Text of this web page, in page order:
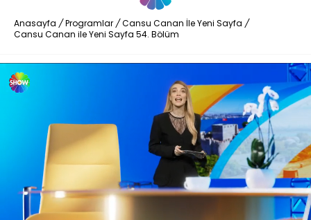
Anasayfa / Programlar / Cansu Canan İle Yeni Sayfa /
Cansu Canan ile Yeni Sayfa 54. Bölüm
Yüklendi
1.08%